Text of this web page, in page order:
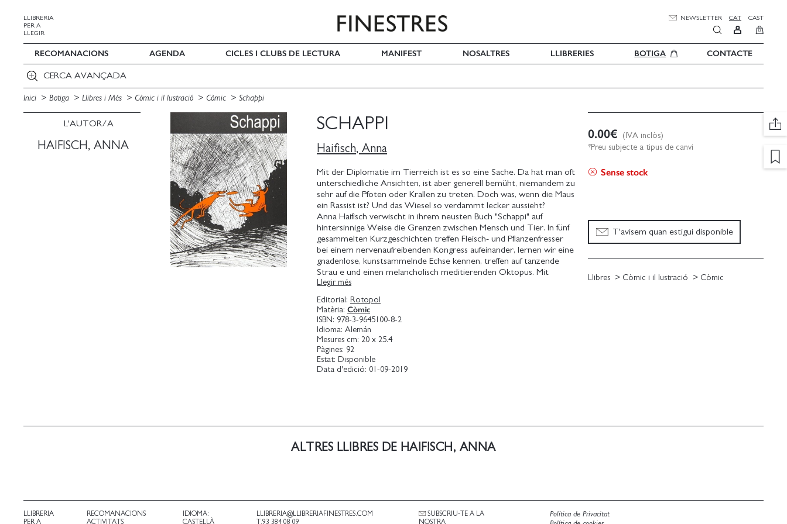
LLIBRERIA
PER A
LLEGIR
NEWSLETTER CAT CAST
0
RECOMANACIONS AGENDA CICLES I CLUBS DE LECTURA MANIFEST NOSALTRES LLIBRERIES BOTIGA CONTACTE
CERCA AVANÇADA
Inici Botiga Llibres i Més Còmic i il lustració Còmic Schappi
L'AUTOR/A
HAIFISCH, ANNA
SCHAPPI
Haifisch, Anna
Mit der Diplomatie im Tierreich ist es so eine Sache. Da hat man oft
unterschiedliche Ansichten, ist aber generell bemüht, niemandem zu
sehr auf die Pfoten oder Krallen zu treten. Doch was, wenn die Maus
ein Rassist ist? Und das Wiesel so verdammt lecker aussieht?
Anna Haifisch verwischt in ihrem neusten Buch "Schappi" auf
hintersinnige Weise die Grenzen zwischen Mensch und Tier. In fünf
gesammelten Kurzgeschichten treffen Fleisch- und Pflanzenfresser
bei einem nervenaufreibenden Kongress aufeinander, lernen wir eine
gnadenlose, kunstsammelnde Echse kennen, treffen auf tanzende
Strau e und einen melancholisch meditierenden Oktopus. Mit
gewohntem Witz und Charme erzählt Anna Haifisch vom
selbstgewählter Isolation und Freundschaft. Am Ende des Tages gibt
es Hoffnung, selbst für weinende Wiesel.
Llegir més
Editorial: Rotopol
Matèria:Còmic
ISBN: 978-3-9645100-8-2
Idioma:Alemán
Mesures cm: 20 x 25.4
Pàgines: 92
Estat: Disponible
Data d'edició: 01-09-2019
0.00€
(IVA inclòs)
*Preu subjecte a tipus de canvi
Sense stock
T'avisem quan estigui disponible
Llibres Còmic i il lustració Còmic
ALTRES LLIBRES DE HAIFISCH, ANNA
LLIBRERIA
PER A
RECOMANACIONS
ACTIVITATS
IDIOMA:
CASTELLÀ
LLIBRERIA@LLIBRERIAFINESTRES.COM
T.93 384 08 09
SUBSCRIU-TE A LA
NOSTRA
Política de Privacitat